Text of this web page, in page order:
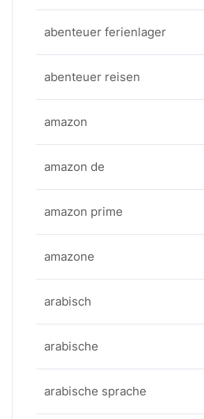
abenteuer ferienlager
abenteuer reisen
amazon
amazon de
amazon prime
amazone
arabisch
arabische
arabische sprache